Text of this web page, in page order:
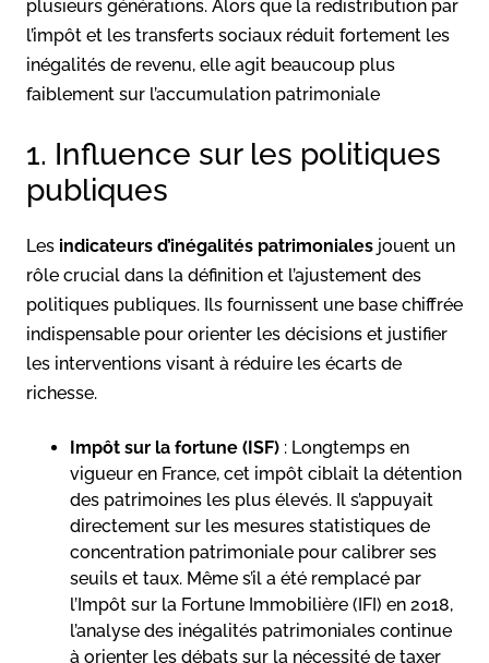
plusieurs générations. Alors que la redistribution par
l’impôt et les transferts sociaux réduit fortement les
inégalités de revenu, elle agit beaucoup plus
faiblement sur l’accumulation patrimoniale
1. Influence sur les politiques
publiques
Les indicateurs d’inégalités patrimoniales jouent un
rôle crucial dans la définition et l’ajustement des
politiques publiques. Ils fournissent une base chiffrée
indispensable pour orienter les décisions et justifier
les interventions visant à réduire les écarts de
richesse.
Impôt sur la fortune (ISF) : Longtemps en
vigueur en France, cet impôt ciblait la détention
des patrimoines les plus élevés. Il s’appuyait
directement sur les mesures statistiques de
concentration patrimoniale pour calibrer ses
seuils et taux. Même s’il a été remplacé par
l’Impôt sur la Fortune Immobilière (IFI) en 2018,
l’analyse des inégalités patrimoniales continue
à orienter les débats sur la nécessité de taxer